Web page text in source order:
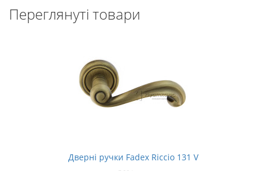
Переглянуті товари
Дверні ручки Fadex Riccio 131 V